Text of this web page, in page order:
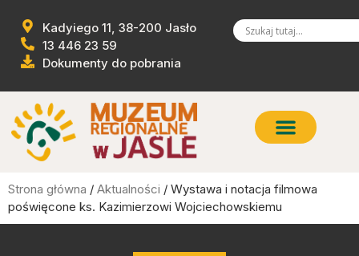
Kadyiego 11, 38-200 Jasło
13 446 23 59
Dokumenty do pobrania
Strona główna / Aktualności / Wystawa i notacja filmowa
poświęcone ks. Kazimierzowi Wojciechowskiemu